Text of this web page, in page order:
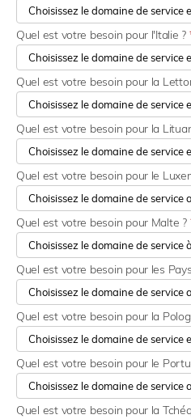
Quel est votre besoin pour l'Italie ?
Quel est votre besoin pour la
Quel est votre besoin pour la
Quel est votre besoin pour le
Quel est votre besoin pour Malte ?
Quel est votre besoin pour les
Quel est votre besoin pour la
Quel est votre besoin pour le
Quel est votre besoin pour la